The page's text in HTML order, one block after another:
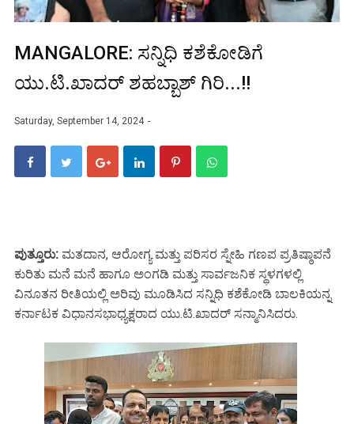
MANGALORE: ಸನ್ನಿಧಿ ಕಶೆಕೋಡಿಗೆ
ಯು.ಟಿ.ಖಾದರ್ ಶಹಬ್ಬಾಶ್ ಗಿರಿ...!!
Saturday, September 14, 2024
ಪುತ್ತೂರು: ಮತದಾನ, ಆರೋಗ್ಯ ಮತ್ತು ಪರಿಸರ ಸ್ನೇಹಿ ಗಣಪ ಪ್ರತಿಷ್ಠಾಪನೆ
ಕುರಿತು ಮನೆ ಮನೆ ಹಾಗೂ ಅಂಗಡಿ ಮತ್ತು ಸಾರ್ವಜನಿಕ ಸ್ಥಳಗಳಲ್ಲಿ
ವಿನೂತನ ರೀತಿಯಲ್ಲಿ ಅರಿವು ಮೂಡಿಸಿದ ಸನ್ನಿಧಿ ಕಶೆಕೋಡಿ ಬಾಲಕಿಯನ್ನ
ಕರ್ನಾಟಕ ವಿಧಾನಸಭಾಧ್ಯಕ್ಷರಾದ ಯು.ಟಿ.ಖಾದ‌ರ್ ಸನ್ಮಾನಿಸಿದರು.